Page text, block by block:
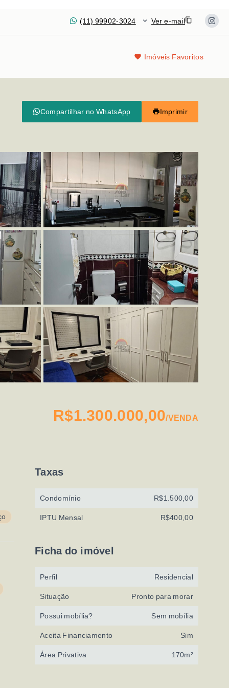
(11) 99902-3024 Ver e-mail
Imóveis Favoritos
Compartilhar no WhatsApp Imprimir
R$1.300.000,00/VENDA
Taxas
Condomínio R$1.500,00
IPTU Mensal R$400,00
Ficha do imóvel
Perfil Residencial
Situação Pronto para morar
Possui mobília? Sem mobília
Aceita Financiamento Sim
Área Privativa 170m²